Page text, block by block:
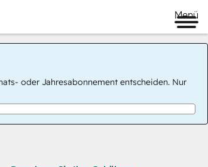
Menü
oder Jahresabonnement entscheiden. Nur